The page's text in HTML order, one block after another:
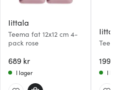
Iittala
Teema fat 12x12 cm 4-
pack rose
689 kr
I lager
199
I